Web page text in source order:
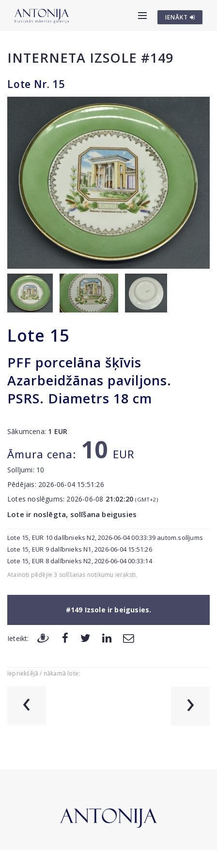
IENĀKT
INTERNETA IZSOLE #149
Lote Nr. 15
Lote 15
PFF porcelāna šķīvis
Azarbeidžānas paviljons.
PSRS. Diametrs 18 cm
Sākumcena: 1 EUR
Āmura cena: 10 EUR
Solījumi: 10
Pēdējais: 2026-06-04 15:51:26
Lotes noslēgums: 2026-06-08 21:02:20 (GMT+2)
Lote ir noslēgta, solīšana beigusies
Lote 15, EUR 10 dalībnieks N2, 2026-06-04 00:33:39 autom.solījums
Lote 15, EUR 9 dalībnieks N1, 2026-06-04 15:51:26
Lote 15, EUR 8 dalībnieks N2, 2026-06-04 00:33:14
Atainoti pēdējie 3 solīšanas notikumu ieraksti.
#149 Izsole ir beigusies.
Ieteikt:
Iepriekšējā / nākamā lote:
‹ ›